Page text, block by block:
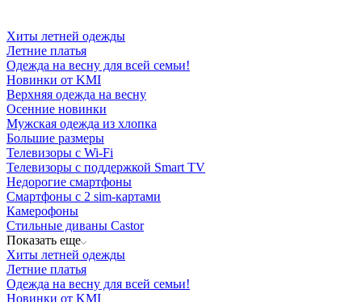
Хиты летней одежды
Летние платья
Одежда на весну для всей семьи!
Новинки от KMI
Верхняя одежда на весну
Осенние новинки
Мужская одежда из хлопка
Большие размеры
Телевизоры с Wi-Fi
Телевизоры с поддержкой Smart TV
Недорогие смартфоны
Смартфоны с 2 sim-картами
Камерофоны
Стильные диваны Castor
Показать еще
Хиты летней одежды
Летние платья
Одежда на весну для всей семьи!
Новинки от KMI